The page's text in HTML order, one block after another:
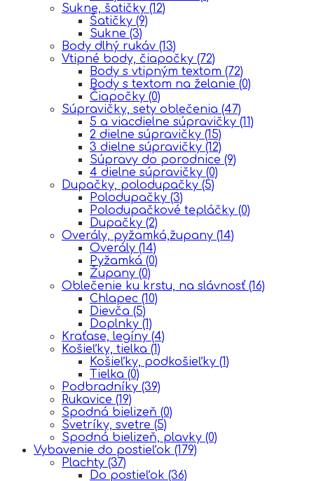
Sukne, šatičky (12)
Šatičky (9)
Sukne (3)
Body dlhý rukáv (13)
Vtipné body, čiapočky (72)
Body s vtipným textom (72)
Body s textom na želanie (0)
Čiapočky (0)
Súpravičky, sety oblečenia (47)
5 a viacdielne súpravičky (11)
2 dielne súpravičky (15)
3 dielne súpravičky (12)
Súpravy do porodnice (9)
4 dielne súpravičky (0)
Dupačky, polodupačky (5)
Polodupačky (3)
Polodupačkové tepláčky (0)
Dupačky (2)
Overály, pyžamká,župany (14)
Overály (14)
Pyžamká (0)
Župany (0)
Oblečenie ku krstu, na slávnosť (16)
Chlapec (10)
Dievča (5)
Doplnky (1)
Kraťase, legíny (4)
Košieľky, tielka (1)
Košieľky, podkošieľky (1)
Tielka (0)
Podbradníky (39)
Rukavice (19)
Spodná bielizeň (0)
Svetríky, svetre (5)
Spodná bielizeň, plavky (0)
Vybavenie do postieľok (179)
Plachty (37)
Do postieľok (36)